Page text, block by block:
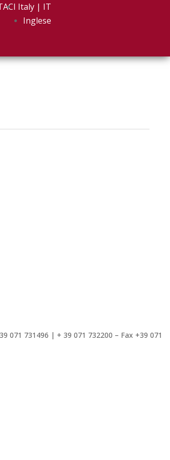
Italy | IT
Inglese
071 731496 | + 39 071 732200 – Fax +39 071